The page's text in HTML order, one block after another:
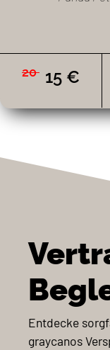
20 15 €
Entdecke
graycanos